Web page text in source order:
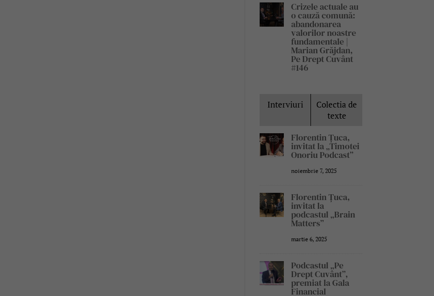
Crizele actuale au
o cauză comună:
abandonarea
valorilor noastre
fundamentale |
Marian Grăjdan,
Pe Drept Cuvânt
#146
Interviuri
Colectia de
texte
Florentin Țuca,
invitat la „Timotei
Onoriu Podcast”
noiembrie 7, 2025
Florentin Țuca,
invitat la
podcastul „Brain
Matters”
martie 6, 2025
Podcastul „Pe
Drept Cuvânt”,
premiat la Gala
Financial